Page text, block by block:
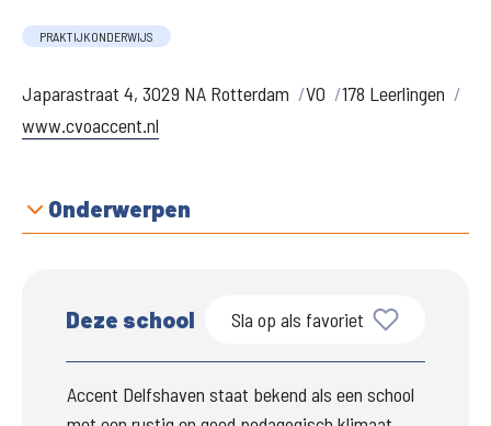
PRAKTIJKONDERWIJS
Japarastraat 4, 3029 NA Rotterdam VO
178 Leerlingen
www.cvoaccent.nl
Onderwerpen
Deze school Sla op als favoriet
Accent Delfshaven staat bekend als een school